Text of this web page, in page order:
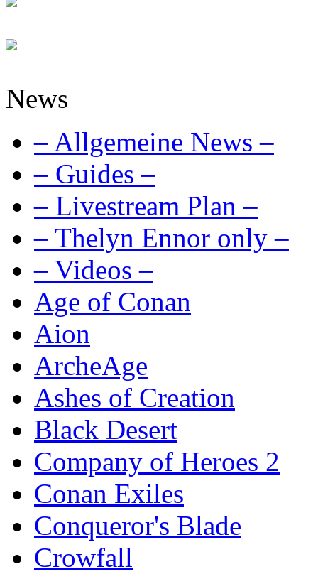
News
– Allgemeine News –
– Guides –
– Livestream Plan –
– Thelyn Ennor only –
– Videos –
Age of Conan
Aion
ArcheAge
Ashes of Creation
Black Desert
Company of Heroes 2
Conan Exiles
Conqueror's Blade
Crowfall